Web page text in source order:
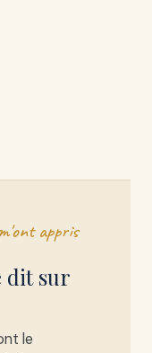
appris
dit sur
le